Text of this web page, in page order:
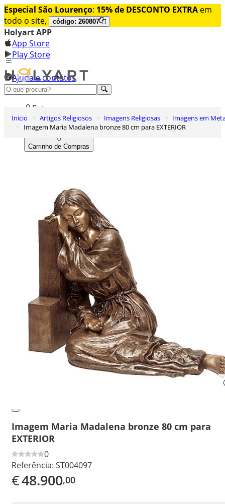
Especial São Lourenço: 15% de DESCONTO EXTRA em
todo o site,
código: 260807
Holyart APP
App Store
Play Store
Ajuda e contatos
Conheça premium
Entrar
Lista de Desejos
0
Carrinho de Compras
Inicio Artigos Religiosos Imagens Religiosas
Imagens em
Imagem Maria Madalena bronze 80 cm para EXTERIOR
Imagem Maria Madalena bronze 80 cm para
EXTERIOR
0
Referência: ST004097
€48.900,00